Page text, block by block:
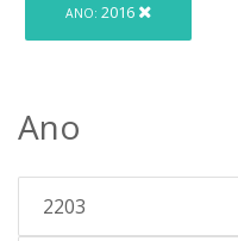
ANO: 2016
Ano
2203